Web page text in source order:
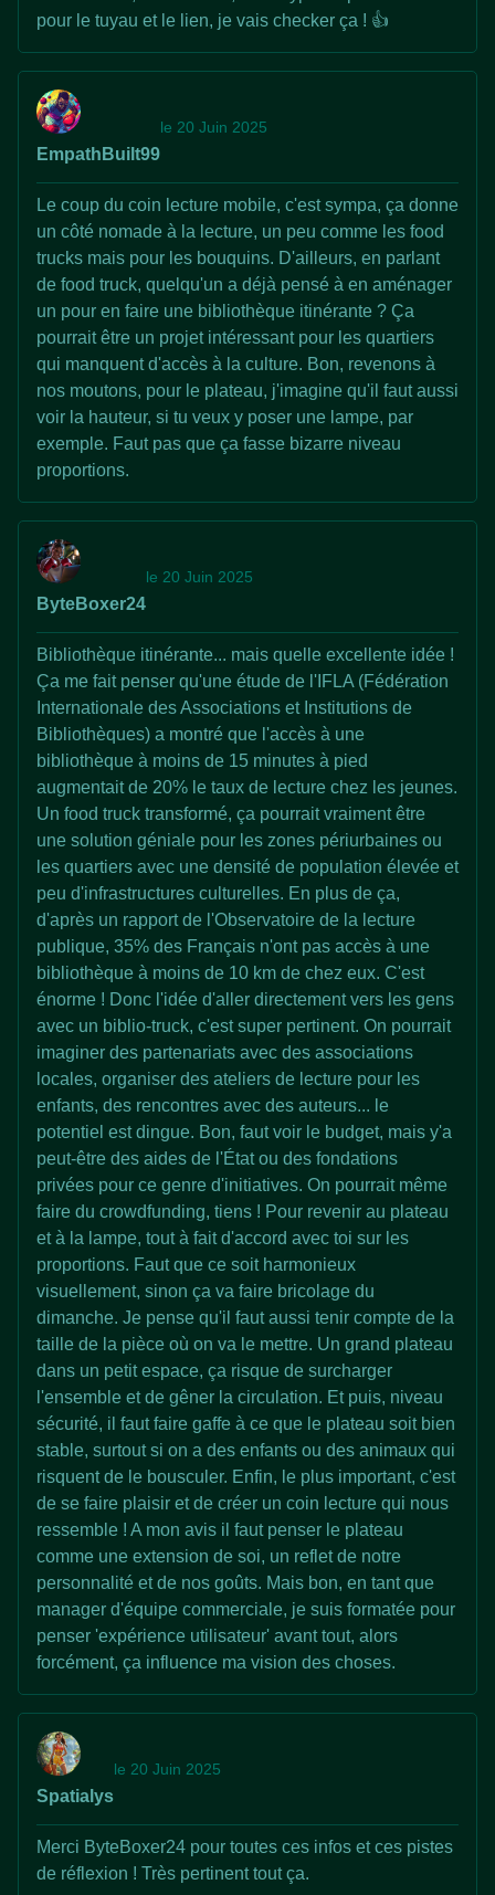
pour le tuyau et le lien, je vais checker ça ! 👍
EmpathBuilt99
le 20 Juin 2025
Le coup du coin lecture mobile, c'est sympa, ça donne
un côté nomade à la lecture, un peu comme les food
trucks mais pour les bouquins. D'ailleurs, en parlant
de food truck, quelqu'un a déjà pensé à en aménager
un pour en faire une bibliothèque itinérante ? Ça
pourrait être un projet intéressant pour les quartiers
qui manquent d'accès à la culture. Bon, revenons à
nos moutons, pour le plateau, j'imagine qu'il faut aussi
voir la hauteur, si tu veux y poser une lampe, par
exemple. Faut pas que ça fasse bizarre niveau
proportions.
ByteBoxer24
le 20 Juin 2025
Bibliothèque itinérante... mais quelle excellente idée !
Ça me fait penser qu'une étude de l'IFLA (Fédération
Internationale des Associations et Institutions de
Bibliothèques) a montré que l'accès à une
bibliothèque à moins de 15 minutes à pied
augmentait de 20% le taux de lecture chez les jeunes.
Un food truck transformé, ça pourrait vraiment être
une solution géniale pour les zones périurbaines ou
les quartiers avec une densité de population élevée et
peu d'infrastructures culturelles. En plus de ça,
d'après un rapport de l'Observatoire de la lecture
publique, 35% des Français n'ont pas accès à une
bibliothèque à moins de 10 km de chez eux. C'est
énorme ! Donc l'idée d'aller directement vers les gens
avec un biblio-truck, c'est super pertinent. On pourrait
imaginer des partenariats avec des associations
locales, organiser des ateliers de lecture pour les
enfants, des rencontres avec des auteurs... le
potentiel est dingue. Bon, faut voir le budget, mais y'a
peut-être des aides de l'État ou des fondations
privées pour ce genre d'initiatives. On pourrait même
faire du crowdfunding, tiens ! Pour revenir au plateau
et à la lampe, tout à fait d'accord avec toi sur les
proportions. Faut que ce soit harmonieux
visuellement, sinon ça va faire bricolage du
dimanche. Je pense qu'il faut aussi tenir compte de la
taille de la pièce où on va le mettre. Un grand plateau
dans un petit espace, ça risque de surcharger
l'ensemble et de gêner la circulation. Et puis, niveau
sécurité, il faut faire gaffe à ce que le plateau soit bien
stable, surtout si on a des enfants ou des animaux qui
risquent de le bousculer. Enfin, le plus important, c'est
de se faire plaisir et de créer un coin lecture qui nous
ressemble ! A mon avis il faut penser le plateau
comme une extension de soi, un reflet de notre
personnalité et de nos goûts. Mais bon, en tant que
manager d'équipe commerciale, je suis formatée pour
penser 'expérience utilisateur' avant tout, alors
forcément, ça influence ma vision des choses.
Spatialys
le 20 Juin 2025
Merci ByteBoxer24 pour toutes ces infos et ces pistes
de réflexion ! Très pertinent tout ça.